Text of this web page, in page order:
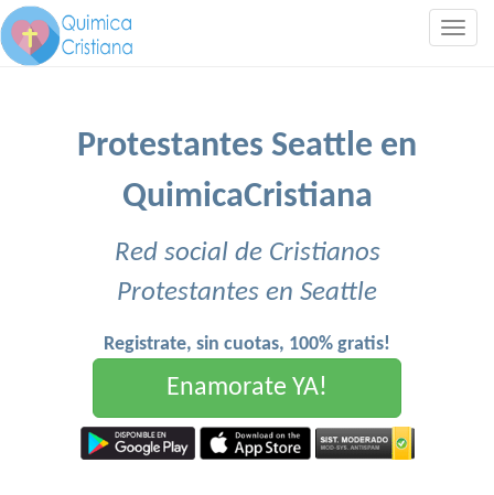
Protestantes Seattle en
QuimicaCristiana
Red social de Cristianos
Protestantes en Seattle
Registrate, sin cuotas, 100% gratis!
Enamorate YA!